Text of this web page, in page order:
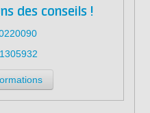
des conseils !